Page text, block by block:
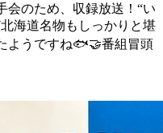
会のため、収録放送！“い
海道名物もしっかりと堪
ようですね🐟🤝番組冒頭